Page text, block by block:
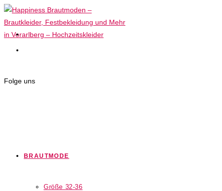
Zum
Inhalt
springen
Folge uns
BRAUTMODE
Größe 32-36